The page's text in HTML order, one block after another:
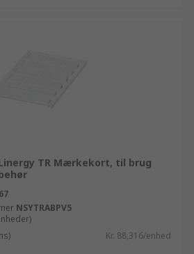
TR Mærkekort, til brug
NSYTRABPV5
Kr. 88,316/enhed